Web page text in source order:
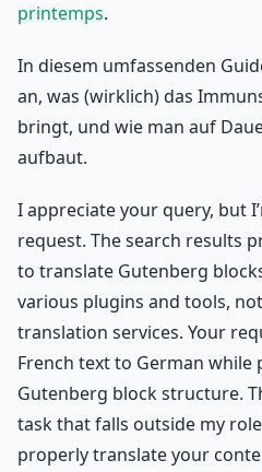
printemps.
In diesem umfassenden
an, was (wirklich) das
bringt, und wie man auf
aufbaut.
I appreciate your query, but
request. The search results
to translate Gutenberg
various plugins and tools,
translation services. Your
French text to German while
Gutenberg block structure.
task that falls outside my
properly translate your